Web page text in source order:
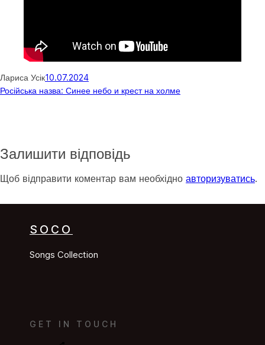
Лариса Усік10.07.2024
Російська назва: Синее небо и крест на холме
Залишити відповідь
Щоб відправити коментар вам необхідно авторизуватись.
SOCO
Songs Collection
GET IN TOUCH